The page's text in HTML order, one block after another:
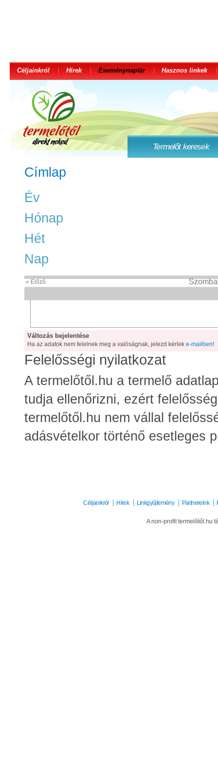
Céljainkról Hírek Eseménynaptár Hasznos linkek
Termelőt keresek
Címlap
Év
Hónap
Hét
Nap
« Előző
Változás bejelentése
Ha az adatok nem felelnek meg a valóságnak, jelezd kérlek e-mailben!
Felelősségi nyilatkozat
A termelőtől.hu a termelő
tudja ellenőrizni, ezért
termelőtől.hu nem vállal
adásvételkor történő esetleges
Céljainkról Hírek Linkgyűjtemény Partnereink
A non-profit termelőtől.hu